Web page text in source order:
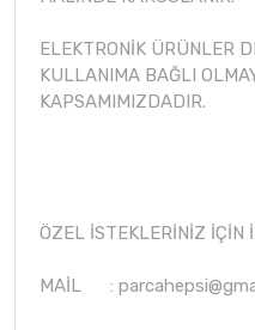
ELEKTRONİK ÜRÜNLER
KULLANIMA BAĞLI
KAPSAMIMIZDADIR.
ÖZEL İSTEKLERİNİZ İÇİN
MAİL :